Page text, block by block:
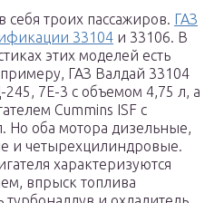
троих пассажиров. ГАЗ
33104 и 33106. В
этих моделей есть
ГАЗ Валдай 33104
7Е-3 с объемом 4,75 л, а
Cummins ISF с
Но оба мотора дизельные,
и четырехцилиндровые.
характеризуются
впрыск топлива